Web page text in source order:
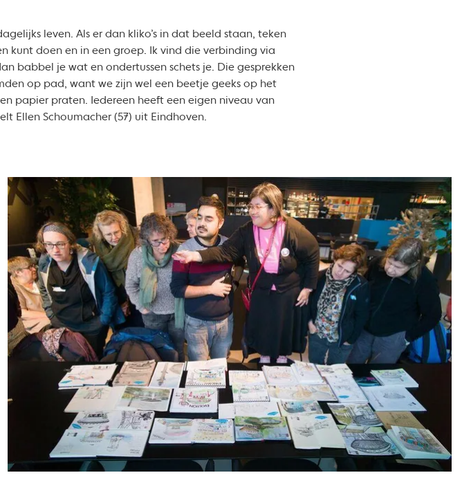
leven. Als er dan kliko’s in dat beeld staan, teken
kunt doen en in een groep. Ik vind die verbinding via
babbel je wat en ondertussen schets je. Die gesprekken
op pad, want we zijn wel een beetje geeks op het
papier praten. Iedereen heeft een eigen niveau van
Ellen Schoumacher (57) uit Eindhoven.